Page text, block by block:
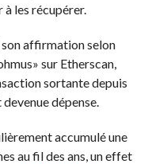
les récupérer.
affirmation selon
sur Etherscan,
sortante depuis
dépense.
accumulé une
au fil des ans, un effet